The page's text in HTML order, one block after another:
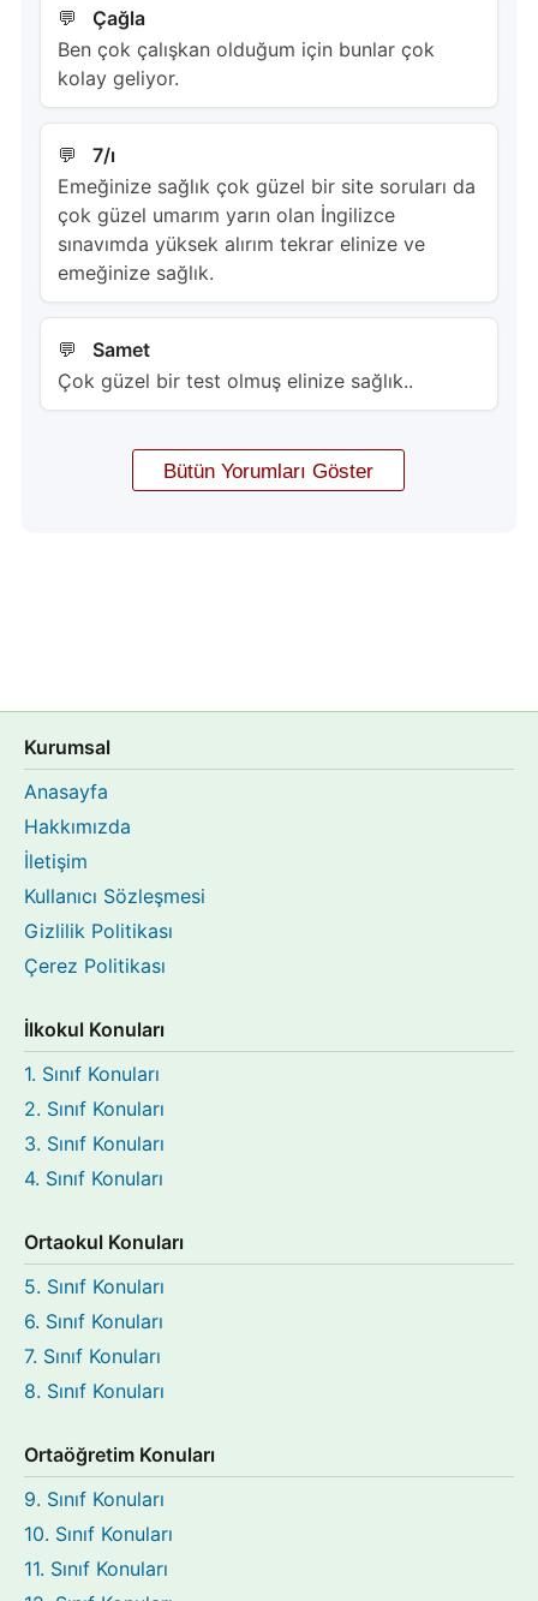
Çağla
Ben çok çalışkan olduğum için bunlar çok
kolay geliyor.
7/ı
Emeğinize sağlık çok güzel bir site soruları da
çok güzel umarım yarın olan İngilizce
sınavımda yüksek alırım tekrar elinize ve
emeğinize sağlık.
Samet
Çok güzel bir test olmuş elinize sağlık..
Kurumsal
Anasayfa
Hakkımızda
İletişim
Kullanıcı Sözleşmesi
Gizlilik Politikası
Çerez Politikası
İlkokul Konuları
1. Sınıf Konuları
2. Sınıf Konuları
3. Sınıf Konuları
4. Sınıf Konuları
Ortaokul Konuları
5. Sınıf Konuları
6. Sınıf Konuları
7. Sınıf Konuları
8. Sınıf Konuları
Ortaöğretim Konuları
9. Sınıf Konuları
10. Sınıf Konuları
11. Sınıf Konuları